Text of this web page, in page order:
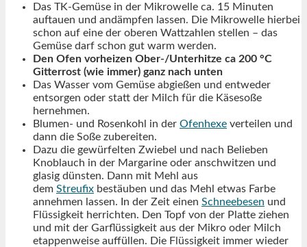
Das TK-Gemüse in der Mikrowelle ca. 15 Minuten
auftauen und andämpfen lassen. Die Mikrowelle hierbei
schon auf eine der oberen Wattzahlen stellen – das
Gemüse darf schon gut warm werden.
Den Ofen vorheizen Ober-/Unterhitze ca 200 °C
Gitterrost (wie immer) ganz nach unten
Das Wasser vom Gemüse abgießen und entweder
entsorgen oder statt der Milch für die Käsesoße
hernehmen.
Blumen- und Rosenkohl in der Ofenhexe verteilen und
dann die Soße zubereiten.
Dazu die gewürfelten Zwiebel und nach Belieben
Knoblauch in der Margarine oder anschwitzen und
glasig dünsten. Dann mit Mehl aus
dem Streufix bestäuben und das Mehl etwas Farbe
annehmen lassen. In der Zeit einen Schneebesen und
Flüssigkeit herrichten. Den Topf von der Platte ziehen
und mit der Garflüssigkeit aus der Mikro oder Milch
etappenweise auffüllen. Die Flüssigkeit immer wieder